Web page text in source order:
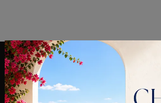
Cucine Moderne